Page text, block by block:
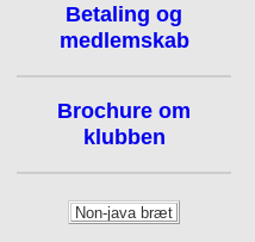
Betaling og
medlemskab
Brochure om
klubben